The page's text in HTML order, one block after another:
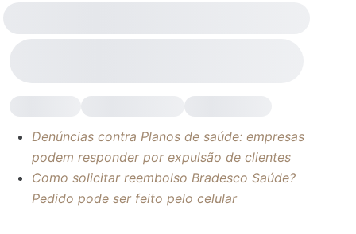
Denúncias contra Planos de saúde: empresas
podem responder por expulsão de clientes
Como solicitar reembolso Bradesco Saúde?
Pedido pode ser feito pelo celular